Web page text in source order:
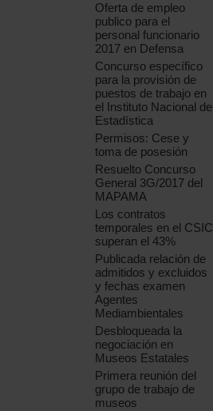
Oferta de empleo
publico para el
personal funcionario
2017 en Defensa
Concurso específico
para la provisión de
puestos de trabajo en
el Instituto Nacional de
Estadística
Permisos: Cese y
toma de posesión
Resuelto Concurso
General 3G/2017 del
MAPAMA
Los contratos
temporales en el CSIC
superan el 43%
Publicada relación de
admitidos y excluidos
y fechas examen
Agentes
Mediambientales
Desbloqueada la
negociación en
Museos Estatales
Primera reunión del
grupo de trabajo de
museos